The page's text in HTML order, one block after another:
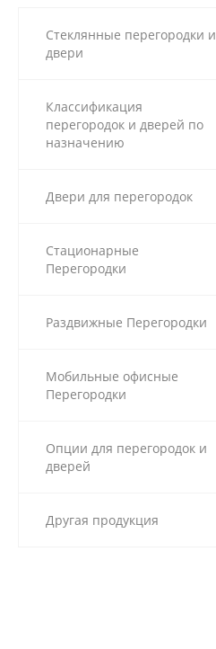
Стеклянные перегородки и
двери
Классификация
перегородок и дверей по
назначению
Двери для перегородок
Стационарные
Перегородки
Раздвижные Перегородки
Мобильные офисные
Перегородки
Опции для перегородок и
дверей
Другая продукция